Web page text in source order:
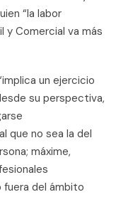
“la labor
y Comercial va más
un ejercicio
su perspectiva,
que no sea la del
máxime,
fuera del ámbito